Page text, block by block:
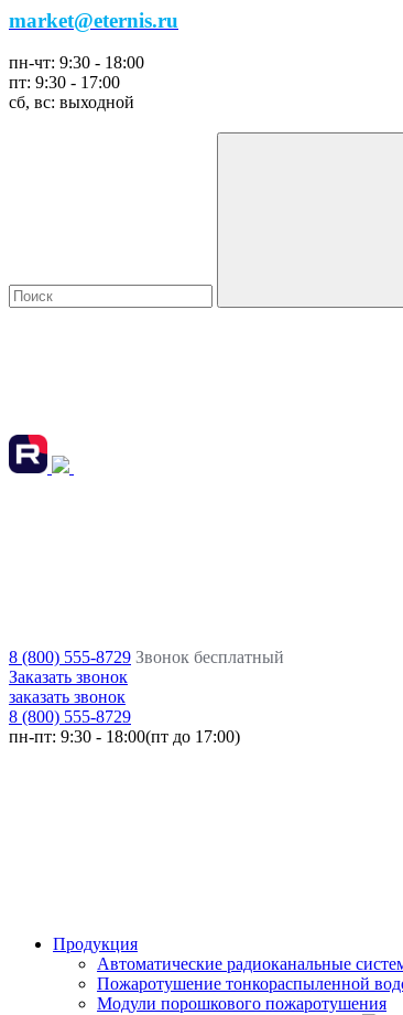
market@eternis.ru
пн-чт: 9:30 - 18:00
пт: 9:30 - 17:00
сб, вс: выходной
8 (800) 555-8729 Звонок бесплатный
Заказать звонок
заказать звонок
8 (800) 555-8729
пн-пт: 9:30 - 18:00(пт до 17:00)
Продукция
Автоматические радиоканальные
Пожаротушение тонкораспыленной
Модули порошкового пожаротушения